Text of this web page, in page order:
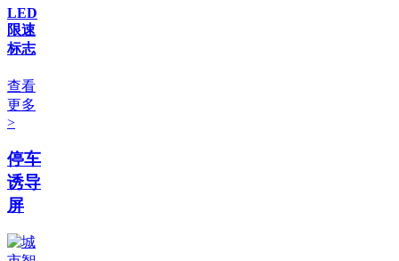
LED
限速
标志
查看
更多
>
停车
诱导
屏